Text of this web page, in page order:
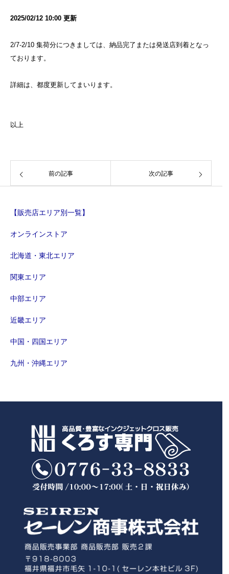
2025/02/12 10:00 更新
2/7-2/10 集荷分につきましては、納品完了または発送店到着となっ
ております。
詳細は、都度更新してまいります。
以上
前の記事 次の記事
【販売店エリア別一覧】
オンラインストア
北海道・東北エリア
関東エリア
中部エリア
近畿エリア
中国・四国エリア
九州・沖縄エリア